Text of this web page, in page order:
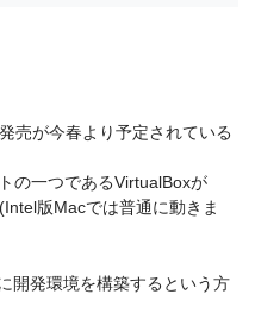
売が今春より予定されている
の一つであるVirtualBoxが
版Macでは普通に動きま
開発環境を構築するという方